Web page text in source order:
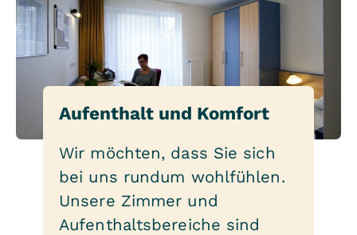
Aufenthalt und Komfort
Wir möchten, dass Sie sich
bei uns rundum wohlfühlen.
Unsere Zimmer und
Aufenthaltsbereiche sind